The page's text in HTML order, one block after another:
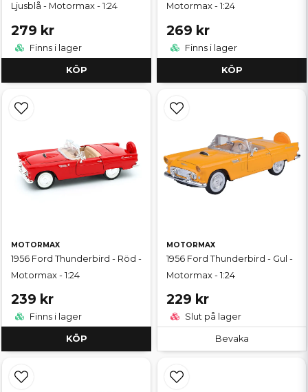
Ljusblå - Motormax - 1:24
279 kr
Finns i lager
KÖP
Motormax - 1:24
269 kr
Finns i lager
KÖP
MOTORMAX
1956 Ford Thunderbird - Röd -
Motormax - 1:24
239 kr
Finns i lager
KÖP
MOTORMAX
1956 Ford Thunderbird - Gul -
Motormax - 1:24
229 kr
Slut på lager
Bevaka